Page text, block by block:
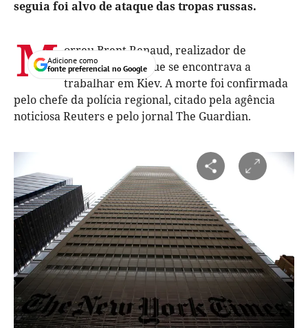
seguia foi alvo de ataque das tropas russas.
Adicione como
fonte preferencial no Google
M orreu Brent Renaud, realizador de
documentários que se encontrava a
trabalhar em Kiev. A morte foi confirmada
pelo chefe da polícia regional, citado pela agência
noticiosa Reuters e pelo jornal The Guardian.